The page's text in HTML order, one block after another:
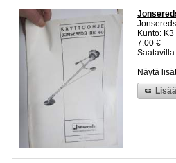
Jonsereds
Kunto:
7.00 €
Näytä